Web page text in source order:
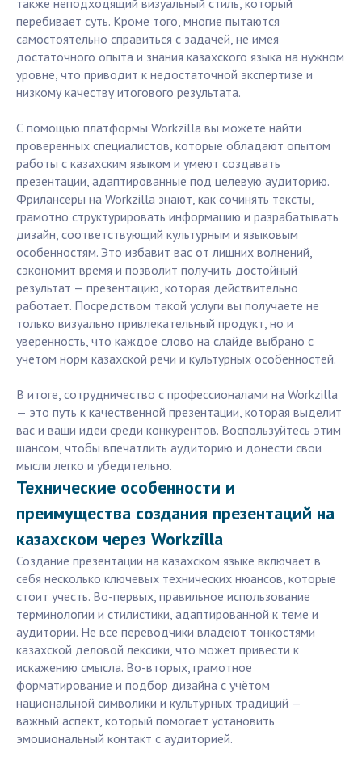
также неподходящий визуальный стиль, который
перебивает суть. Кроме того, многие пытаются
самостоятельно справиться с задачей, не имея
достаточного опыта и знания казахского языка на нужном
уровне, что приводит к недостаточной экспертизе и
низкому качеству итогового результата.
С помощью платформы Workzilla вы можете найти
проверенных специалистов, которые обладают опытом
работы с казахским языком и умеют создавать
презентации, адаптированные под целевую аудиторию.
Фрилансеры на Workzilla знают, как сочинять тексты,
грамотно структурировать информацию и разрабатывать
дизайн, соответствующий культурным и языковым
особенностям. Это избавит вас от лишних волнений,
сэкономит время и позволит получить достойный
результат — презентацию, которая действительно
работает. Посредством такой услуги вы получаете не
только визуально привлекательный продукт, но и
уверенность, что каждое слово на слайде выбрано с
учетом норм казахской речи и культурных особенностей.
В итоге, сотрудничество с профессионалами на Workzilla
— это путь к качественной презентации, которая выделит
вас и ваши идеи среди конкурентов. Воспользуйтесь этим
шансом, чтобы впечатлить аудиторию и донести свои
мысли легко и убедительно.
Технические особенности и
преимущества создания презентаций на
казахском через Workzilla
Создание презентации на казахском языке включает в
себя несколько ключевых технических нюансов, которые
стоит учесть. Во-первых, правильное использование
терминологии и стилистики, адаптированной к теме и
аудитории. Не все переводчики владеют тонкостями
казахской деловой лексики, что может привести к
искажению смысла. Во-вторых, грамотное
форматирование и подбор дизайна с учётом
национальной символики и культурных традиций —
важный аспект, который помогает установить
эмоциональный контакт с аудиторией.